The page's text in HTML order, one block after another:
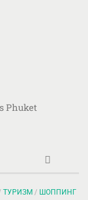
ТУРИЗМ / ШОППИНГ